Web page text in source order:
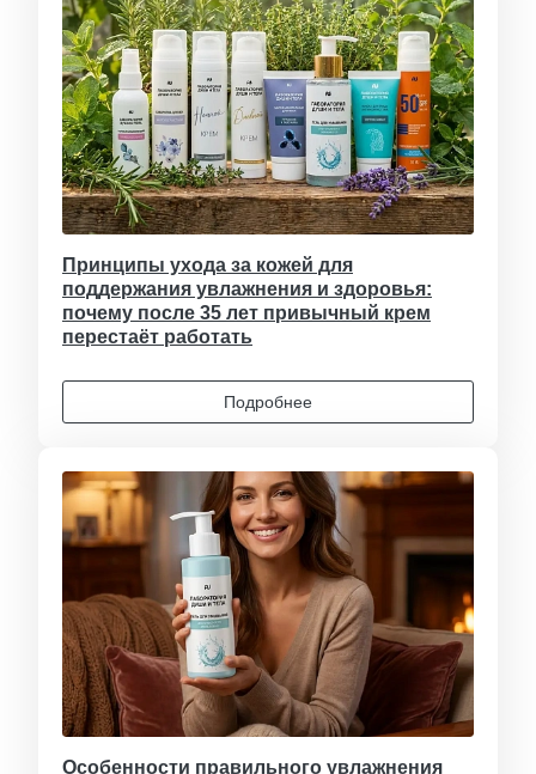
Принципы ухода за кожей для
поддержания увлажнения и здоровья:
почему после 35 лет привычный крем
перестаёт работать
Подробнее
Особенности правильного увлажнения